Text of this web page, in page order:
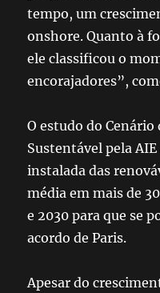
tempo, um
onshore. Quanto à
ele classificou o
encorajadores”,
O estudo do
Sustentável pela
instalada das
média em mais de
e 2030 para que se
acordo de Paris.
Apesar do